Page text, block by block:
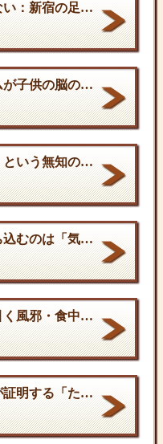
結核は過去の病気ではない：新宿の足元に潜む歪んだ現実
過剰なスクリーンタイムが子供の脳の発達を停滞させる。
「煙がないから大丈夫」という無知の罪。となりに一人生息するだけで、そこは危険地帯である
梅雨になると気分が落ち込むのは「気のせい」ではない
【梅雨の病気対策】長引く風邪・食中毒・カビの脅威から体を守る方法
【命を削る煙】データが証明する「たばこ関連死」の真実